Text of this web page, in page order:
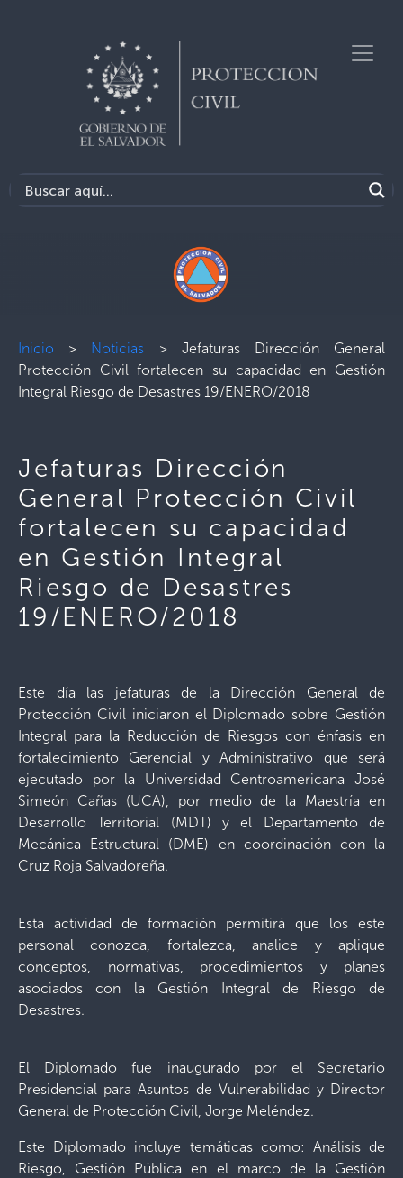
Inicio > Noticias > Jefaturas Dirección General
Protección Civil fortalecen su capacidad en Gestión
Integral Riesgo de Desastres 19/ENERO/2018
Jefaturas Dirección
General Protección Civil
fortalecen su capacidad
en Gestión Integral
Riesgo de Desastres
19/ENERO/2018
Este día las jefaturas de la Dirección General de
Protección Civil iniciaron el Diplomado sobre Gestión
Integral para la Reducción de Riesgos con énfasis en
fortalecimiento Gerencial y Administrativo que será
ejecutado por la Universidad Centroamericana José
Simeón Cañas (UCA), por medio de la Maestría en
Desarrollo Territorial (MDT) y el Departamento de
Mecánica Estructural (DME) en coordinación con la
Cruz Roja Salvadoreña.
Esta actividad de formación permitirá que los este
personal conozca, fortalezca, analice y aplique
conceptos, normativas, procedimientos y planes
asociados con la Gestión Integral de Riesgo de
Desastres.
El Diplomado fue inaugurado por el Secretario
Presidencial para Asuntos de Vulnerabilidad y Director
General de Protección Civil, Jorge Meléndez.
Este Diplomado incluye temáticas como: Análisis de
Riesgo, Gestión Pública en el marco de la Gestión